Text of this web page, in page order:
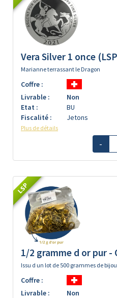
Vera Silver 1 once
Marianne terrassant le Dragon
Coffre :
Livrable :
Non
Etat :
BU
Fiscalité :
Jetons
Plus de détails
-
LSP
1/2 gramme d or pur -
Issu d un lot de 500 grammes de
Coffre :
Livrable :
Non